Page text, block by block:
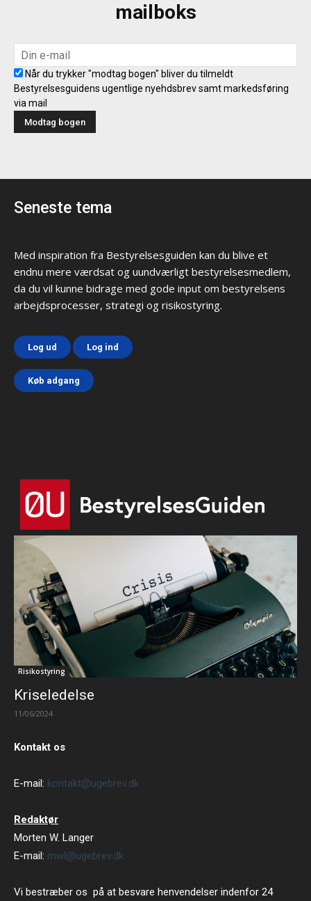
mailboks
Når du trykker "modtag bogen" bliver du tilmeldt
Bestyrelsesguidens ugentlige nyehdsbrev samt markedsføring
via mail
Seneste tema
Med inspiration fra Bestyrelsesguiden kan du blive et
endnu mere værdsat og uundværligt bestyrelsesmedlem,
da du vil kunne bidrage med gode input om bestyrelsens
arbejdsprocesser, strategi og risikostyring.
Log ud Log ind
Køb adgang
Risikostyring
Kriseledelse
11/06/2024
Kontakt os
E-mail: kontakt@ugebrev.dk
Redaktør
Morten W. Langer
E-mail: mwl@ugebrev.dk
Vi bestræber os på at besvare henvendelser indenfor 24